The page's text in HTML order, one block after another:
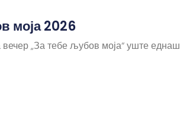
моја 2026
вечер „За тебе љубов моја“ уште еднаш